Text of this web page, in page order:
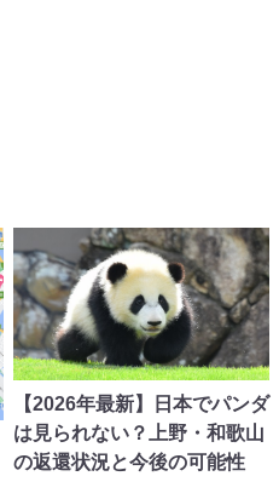
【2026年最新】日本でパンダ
は見られない？上野・和歌山
の返還状況と今後の可能性